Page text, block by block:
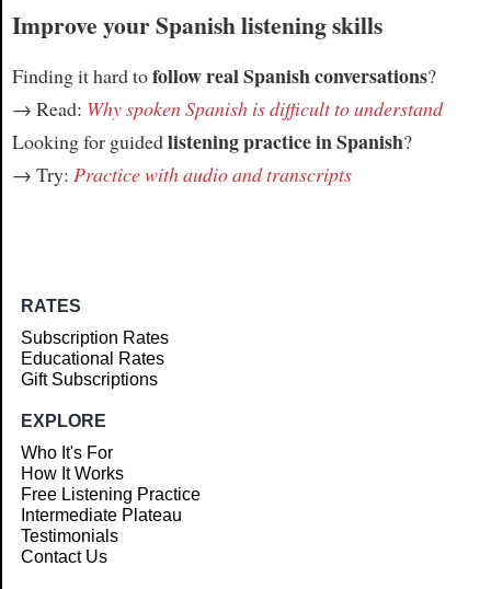
Improve your Spanish listening skills
Finding it hard tofollow real Spanish conversations?
→ Read: Why spoken Spanish is difficult to understand
Looking for guidedlistening practice in Spanish?
→ Try: Practice with audio and transcripts
RATES
Subscription Rates
Educational Rates
Gift Subscriptions
EXPLORE
Who It's For
How It Works
Free Listening Practice
Intermediate Plateau
Testimonials
Contact Us